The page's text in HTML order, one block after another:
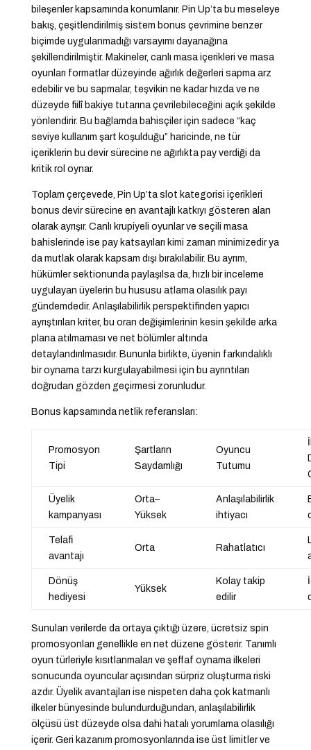
bileşenler kapsamında konumlanır. Pin Up’ta bu meseleye
bakış, çeşitlendirilmiş sistem bonus çevrimine benzer
biçimde uygulanmadığı varsayımı dayanağına
şekillendirilmiştir. Makineler, canlı masa içerikleri ve masa
oyunları formatlar düzeyinde ağırlık değerleri sapma arz
edebilir ve bu sapmalar, teşvikin ne kadar hızda ve ne
düzeyde fiilî bakiye tutarına çevrilebileceğini açık şekilde
yönlendirir. Bu bağlamda bahisçiler için sadece “kaç
seviye kullanım şart koşulduğu” haricinde, ne tür
içeriklerin bu devir sürecine ne ağırlıkta pay verdiği da
kritik rol oynar.
Toplam çerçevede, Pin Up’ta slot kategorisi içerikleri
bonus devir sürecine en avantajlı katkıyı gösteren alan
olarak ayrışır. Canlı krupiyeli oyunlar ve seçili masa
bahislerinde ise pay katsayıları kimi zaman minimizedir ya
da mutlak olarak kapsam dışı bırakılabilir. Bu ayrım,
hükümler sektionunda paylaşılsa da, hızlı bir inceleme
uygulayan üyelerin bu hususu atlama olasılık payı
gündemdedir. Anlaşılabilirlik perspektifinden yapıcı
ayrıştırılan kriter, bu oran değişimlerinin kesin şekilde arka
plana atılmaması ve net bölümler altında
detaylandırılmasıdır. Bununla birlikte, üyenin farkındalıklı
bir oynama tarzı kurgulayabilmesi için bu ayrıntıları
doğrudan gözden geçirmesi zorunludur.
Bonus kapsamında netlik referansları:
Promosyon
Tipi
Şartların
Saydamlığı
Oyuncu
Tutumu
Üyelik
kampanyası
Orta–
Yüksek
Anlaşılabilirlik
ihtiyacı
Telafi
avantajı
Orta Rahatlatıcı
Dönüş
hediyesi
Yüksek
Kolay takip
edilir
Sunulan verilerde da ortaya çıktığı üzere, ücretsiz spin
promosyonları genellikle en net düzene gösterir. Tanımlı
oyun türleriyle kısıtlanmaları ve şeffaf oynama ilkeleri
sonucunda oyuncular açısından sürpriz oluşturma riski
azdır. Üyelik avantajları ise nispeten daha çok katmanlı
ilkeler bünyesinde bulundurduğundan, anlaşılabilirlik
ölçüsü üst düzeyde olsa dahi hatalı yorumlama olasılığı
içerir. Geri kazanım promosyonlarında ise üst limitler ve